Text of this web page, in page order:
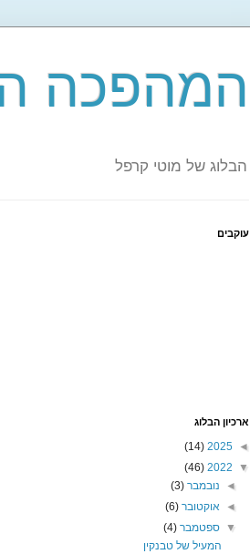
המהפכה
הבלוג של מוטי קרפל
עוקבים
ארכיון הבלוג
◄
2025
(14)
▼
2022
(46)
◄ נובמבר(3)
◄ אוקטובר(6)
▼ספטמבר(4)
המעיל של טבנקין